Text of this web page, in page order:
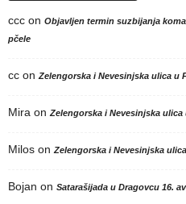
ccc on Objavljen termin suzbijanja
pčele
cc on Zelengorska i Nevesinjska ulica u
Mira on Zelengorska i Nevesinjska
Milos on Zelengorska i Nevesinjska
Bojan on Satarašijada u Dragovcu 16.